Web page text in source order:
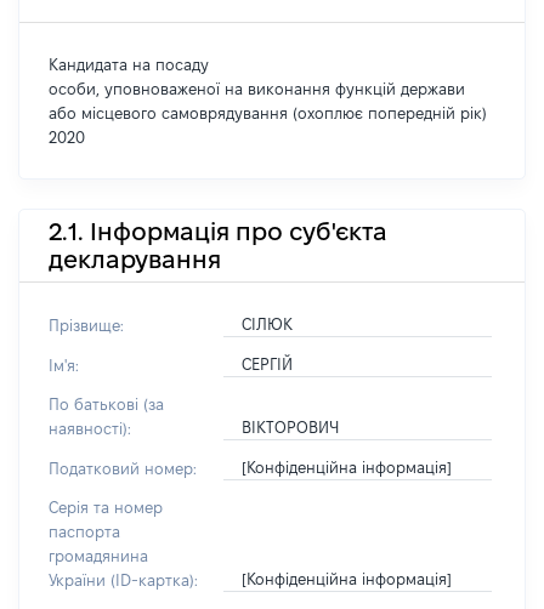
Кандидата на посаду
особи, уповноваженої на виконання функцій держави
або місцевого самоврядування (охоплює попередній рік)
2020
2.1. Інформація про суб'єкта
декларування
Прізвище: СІЛЮК
Ім'я: СЕРГІЙ
По батькові (за
наявності):
ВІКТОРОВИЧ
Податковий номер: [Конфіденційна інформація]
Серія та номер
паспорта
громадянина
України (ID-картка):
[Конфіденційна інформація]